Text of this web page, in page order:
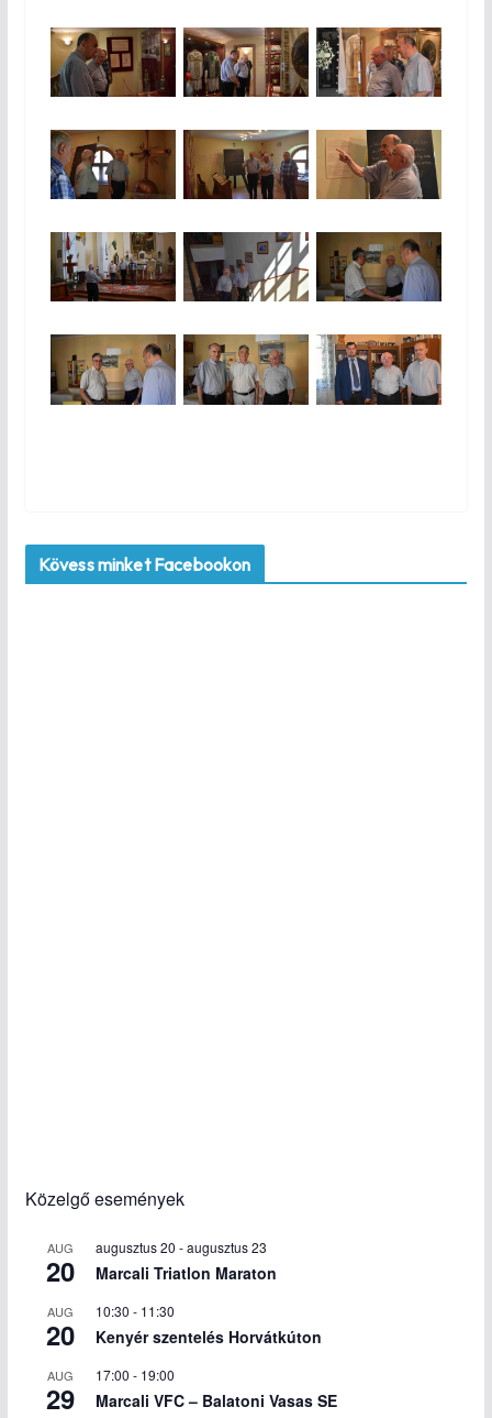
Kövess minket Facebookon
Közelgő események
AUG
20
augusztus 20 -augusztus 23
Marcali Triatlon Maraton
AUG
20
10:30 - 11:30
Kenyér szentelés Horvátkúton
AUG
29
17:00 - 19:00
Marcali VFC – Balatoni Vasas SE